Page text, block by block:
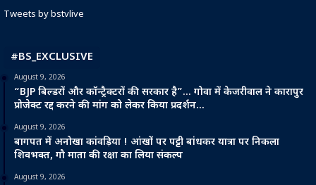
Tweets by bstvlive
#BS_EXCLUSIVE
August 9, 2026
“BJP बिल्डरों और कॉन्ट्रैक्टरों की सरकार है”… गोवा में केजरीवाल ने कारापुर
प्रोजेक्ट रद्द करने की मांग को लेकर किया प्रदर्शन…
August 9, 2026
बागपत में अनोखा कांवड़िया ! आंखों पर पट्टी बांधकर यात्रा पर निकला
शिवभक्त, गौ माता की रक्षा का लिया संकल्प
August 9, 2026